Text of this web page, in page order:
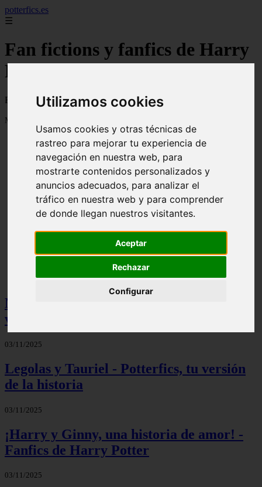
Utilizamos cookies
Usamos cookies y otras técnicas de
rastreo para mejorar tu experiencia de
navegación en nuestra web, para
mostrarte contenidos personalizados y
anuncios adecuados, para analizar el
tráfico en nuestra web y para comprender
de donde llegan nuestros visitantes.
Aceptar
Rechazar
Configurar
potterfics.es
☰
Fan fictions y fanfics de Harry
Potter en Español
Fan fictions y fanfics de Harry Potter en Español
Mostrando 1 - 24 de 3915 artículos
Otra vez - Potterfics, tu versión de la historia
Mis palabras favoritas - Potterfics, tu
versión de la historia
03/11/2025
Legolas y Tauriel - Potterfics, tu versión
de la historia
03/11/2025
¡Harry y Ginny, una historia de amor! -
Fanfics de Harry Potter
03/11/2025